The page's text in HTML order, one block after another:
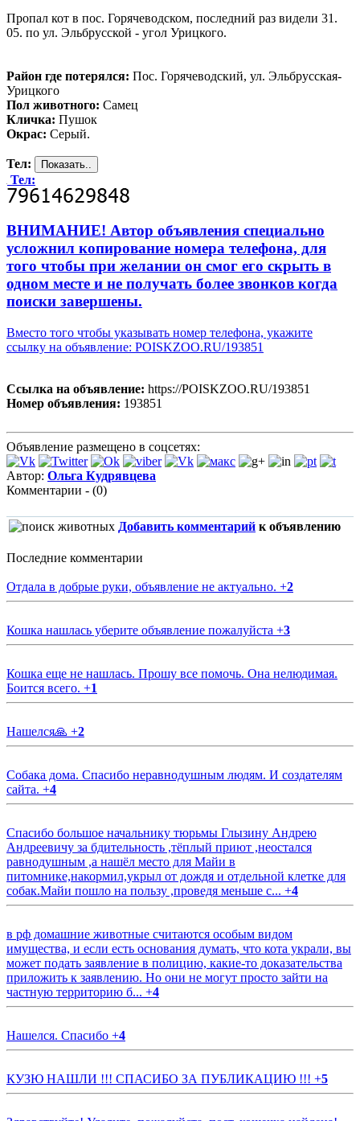
Пропал кот в пос. Горячеводском, последний раз видели 31.
05. по ул. Эльбрусской - угол Урицкого.
Район где потерялся: Пос. Горячеводский, ул. Эльбрусская-
Урицкого
Пол животного: Самец
Кличка: Пушок
Окрас: Серый.
Тел:
Тел:
ВНИМАНИЕ! Автор объявления специально
усложнил копирование номера телефона, для
того чтобы при желании он смог его скрыть в
одном месте и не получать более звонков когда
поиски завершены.
Вместо того чтобы указывать номер телефона, укажите
ссылку на объявление: POISKZOO.RU/193851
Ссылка на объявление: https://POISKZOO.RU/193851
Номер объявления: 193851
Объявление размещено в соцсетях:
Автор: Ольга Кудрявцева
Комментарии - (0)
Добавить комментарий к объявлению
Последние комментарии
Отдала в добрые руки, объявление не актуально. +2
Кошка нашлась уберите объявление пожалуйста +3
Кошка еще не нашлась. Прошу все помочь. Она нелюдимая.
Боится всего. +1
Нашелся🙏 +2
Собака дома. Спасибо неравнодушным людям. И создателям
сайта. +4
Спасибо большое начальнику тюрьмы Глызину Андрею
Андреевичу за бдительность ,тёплый приют ,неостался
равнодушным ,а нашёл место для Майи в
питомнике,накормил,укрыл от дождя и отдельной клетке для
собак.Майи пошло на пользу ,проведя меньше с... +4
в рф домашние животные считаются особым видом
имущества, и если есть основания думать, что кота украли, вы
может подать заявление в полицию, какие-то доказательства
приложить к заявлению. Но они не могут просто зайти на
частную территорию б... +4
Нашелся. Спасибо +4
КУЗЮ НАШЛИ !!! СПАСИБО ЗА ПУБЛИКАЦИЮ !!! +5